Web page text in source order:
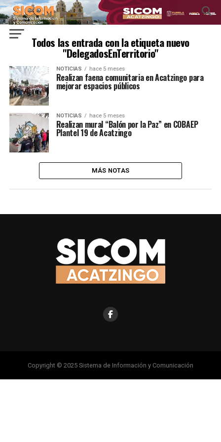
Todos las entrada con la etiqueta nuevo
"DelegadosEnTerritorio"
NOTICIAS hace 5 meses
Realizan faena comunitaria en Acatzingo para
mejorar espacios públicos
NOTICIAS hace 5 meses
Realizan mural “Balón por la Paz” en COBAEP
Plantel 19 de Acatzingo
MÁS NOTAS
Copyright © 2025 Sistema de Información y Comunicación